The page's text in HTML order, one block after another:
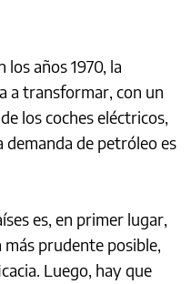
años 1970, la
a transformar, con un
los coches eléctricos,
demanda de petróleo es
es, en primer lugar,
prudente posible,
Luego, hay que